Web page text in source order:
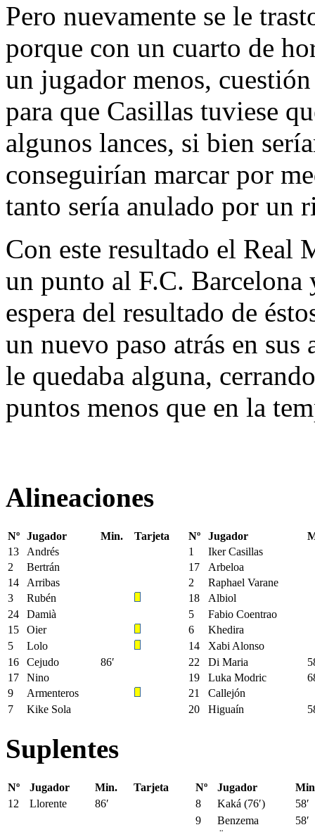
Pero nuevamente se le
porque con un cuarto de
un jugador menos,
para que Casillas tuviese
algunos lances, si bien
conseguirían marcar por
tanto sería anulado por un
Con este resultado el Real
un punto al F.C.
espera del resultado de
un nuevo paso atrás en
le quedaba alguna,
puntos menos que en la
Alineaciones
Nº Jugador Min. Tarjeta Nº Jugador
13
Andrés 1
Iker Casillas
2
Bertrán 17
Arbeloa
14
Arribas 2
Raphael Varane
3
Rubén 18
Albiol
24
Damià 5
Fabio Coentrao
15
Oier 6
Khedira
5
Lolo 14
Xabi Alonso
16
Cejudo 86′ 22 Di Maria
17
Nino 19 Luka Modric
9
Armenteros 21
Callejón
7
Kike Sola 20 Higuaín
Suplentes
Nº Jugador Min. Tarjeta Nº Jugador
12
Llorente 86′ 8 Kaká (76′)
58′
9
Benzema
58′